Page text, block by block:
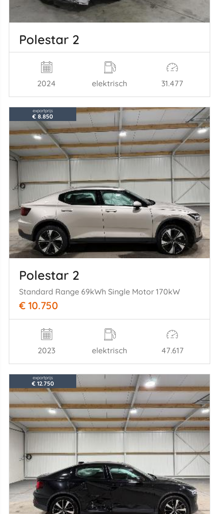
Polestar 2
2024 elektrisch 31.477
exportprijs
€ 8.850
Polestar 2
Standard Range 69kWh Single Motor 170kW
€ 10.750
2023 elektrisch 47.617
exportprijs
€ 12.750